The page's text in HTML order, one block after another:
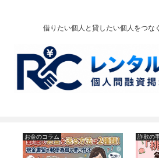
借りたい個人と貸したい個人をつな
お金のコラム 詐欺の